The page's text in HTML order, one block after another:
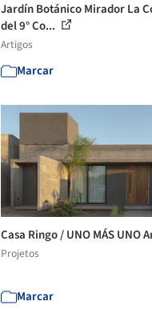
Jardín Botánico Mirador La
del 9° Co...
Artigos
Marcar
Casa Ringo / UNO MÁS UNO
Projetos
Marcar